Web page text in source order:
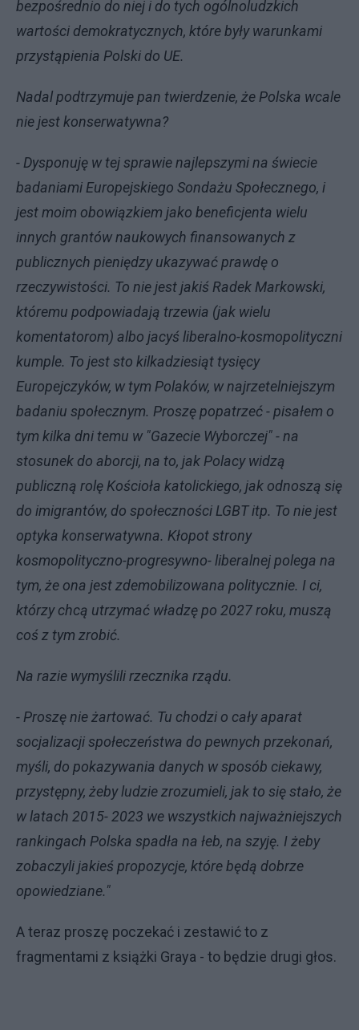
bezpośrednio do niej i do tych ogólnoludzkich
wartości demokratycznych, które były warunkami
przystąpienia Polski do UE.
Nadal podtrzymuje pan twierdzenie, że Polska wcale
nie jest konserwatywna?
- Dysponuję w tej sprawie najlepszymi na świecie
badaniami Europejskiego Sondażu Społecznego, i
jest moim obowiązkiem jako beneficjenta wielu
innych grantów naukowych finansowanych z
publicznych pieniędzy ukazywać prawdę o
rzeczywistości. To nie jest jakiś Radek Markowski,
któremu podpowiadają trzewia (jak wielu
komentatorom) albo jacyś liberalno-kosmopolityczni
kumple. To jest sto kilkadziesiąt tysięcy
Europejczyków, w tym Polaków, w najrzetelniejszym
badaniu społecznym. Proszę popatrzeć - pisałem o
tym kilka dni temu w "Gazecie Wyborczej" - na
stosunek do aborcji, na to, jak Polacy widzą
publiczną rolę Kościoła katolickiego, jak odnoszą się
do imigrantów, do społeczności LGBT itp. To nie jest
optyka konserwatywna. Kłopot strony
kosmopolityczno-progresywno- liberalnej polega na
tym, że ona jest zdemobilizowana politycznie. I ci,
którzy chcą utrzymać władzę po 2027 roku, muszą
coś z tym zrobić.
Na razie wymyślili rzecznika rządu.
- Proszę nie żartować. Tu chodzi o cały aparat
socjalizacji społeczeństwa do pewnych przekonań,
myśli, do pokazywania danych w sposób ciekawy,
przystępny, żeby ludzie zrozumieli, jak to się stało, że
w latach 2015- 2023 we wszystkich najważniejszych
rankingach Polska spadła na łeb, na szyję. I żeby
zobaczyli jakieś propozycje, które będą dobrze
opowiedziane."
A teraz proszę poczekać i zestawić to z
fragmentami z książki Graya - to będzie drugi głos.